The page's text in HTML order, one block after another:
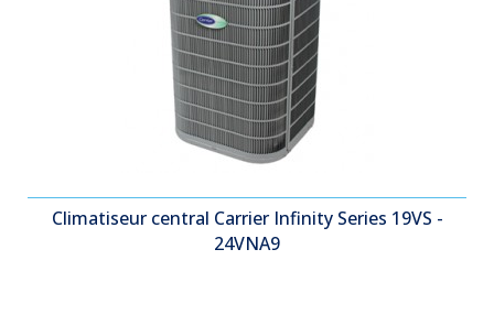
Climatiseur central Carrier Infinity Series 19VS -
24VNA9